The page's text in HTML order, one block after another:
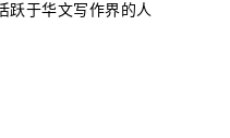
跃于华文写作界的人